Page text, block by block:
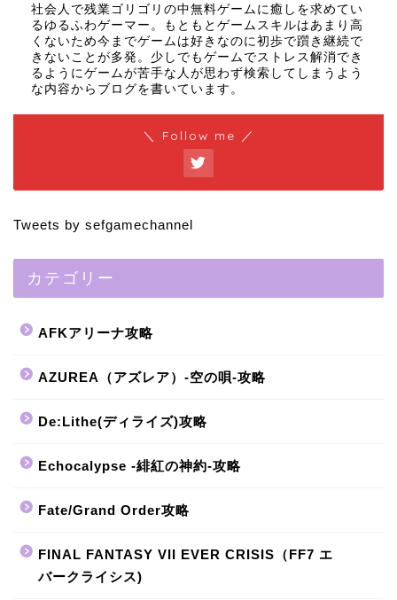
社会人で残業ゴリゴリの中無料ゲームに癒しを求めてい
るゆるふわゲーマー。もともとゲームスキルはあまり高
くないため今までゲームは好きなのに初歩で躓き継続で
きないことが多発。少しでもゲームでストレス解消でき
るようにゲームが苦手な人が思わず検索してしまうよう
な内容からブログを書いています。
＼ Follow me ／
Tweets by sefgamechannel
カテゴリー
AFKアリーナ攻略
AZUREA（アズレア）-空の唄-攻略
De:Lithe(ディライズ)攻略
Echocalypse -緋紅の神約-攻略
Fate/Grand Order攻略
FINAL FANTASY VII EVER CRISIS（FF7 エ
バークライシス)